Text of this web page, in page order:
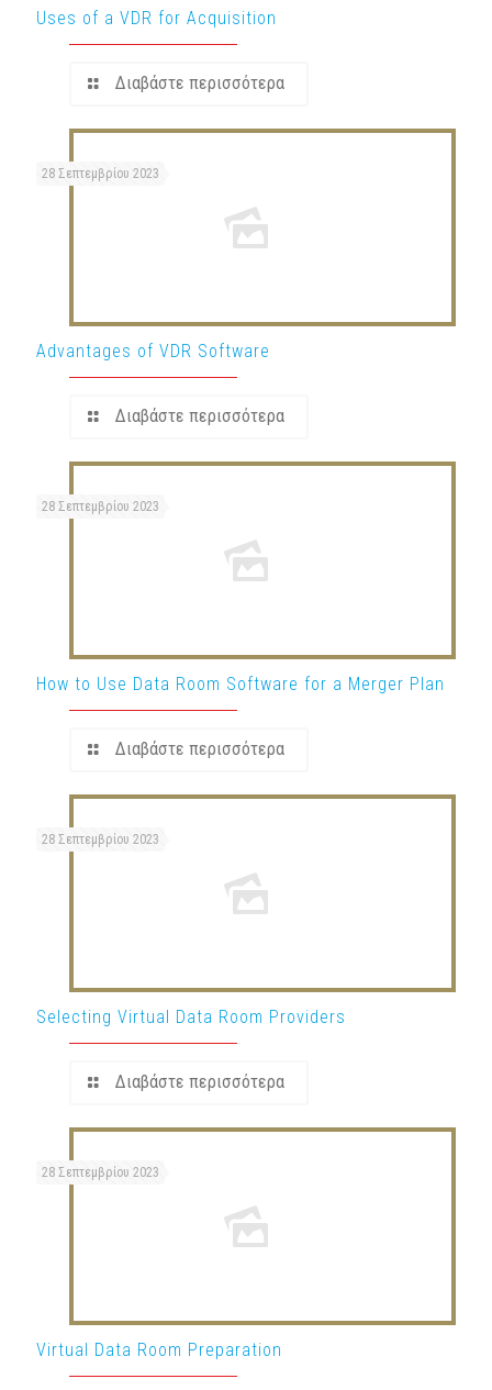
Uses of a VDR for Acquisition
Διαβάστε περισσότερα
28 Σεπτεμβρίου 2023
Advantages of VDR Software
Διαβάστε περισσότερα
28 Σεπτεμβρίου 2023
How to Use Data Room Software for a Merger Plan
Διαβάστε περισσότερα
28 Σεπτεμβρίου 2023
Selecting Virtual Data Room Providers
Διαβάστε περισσότερα
28 Σεπτεμβρίου 2023
Virtual Data Room Preparation